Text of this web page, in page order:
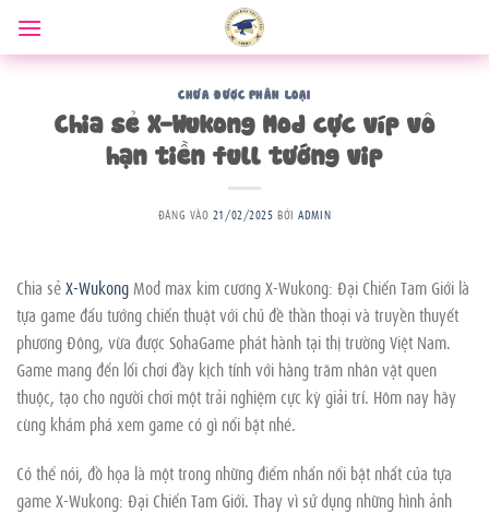
qua
nội
CHƯA ĐƯỢC PHÂN LOẠI
Chia sẻ X-Wukong Mod cực víp vô
hạn tiền full tướng vip
ĐĂNG VÀO 21/02/2025 BỞIADMIN
Chia sẻX-Wukong Mod max kim cương X-Wukong: Đại Chiến Tam Giới là
tựa game đấu tướng chiến thuật với chủ đề thần thoại và truyền thuyết
phương Đông, vừa được SohaGame phát hành tại thị trường Việt Nam.
Game mang đến lối chơi đầy kịch tính với hàng trăm nhân vật quen
thuộc, tạo cho người chơi một trải nghiệm cực kỳ giải trí. Hôm nay hãy
cùng khám phá xem game có gì nổi bật nhé.
Có thể nói, đồ họa là một trong những điểm nhấn nổi bật nhất của tựa
game X-Wukong: Đại Chiến Tam Giới. Thay vì sử dụng những hình ảnh